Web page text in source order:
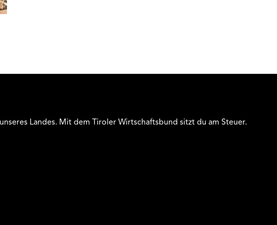
Landes. Mit dem Tiroler Wirtschaftsbund sitzt du am Steuer.